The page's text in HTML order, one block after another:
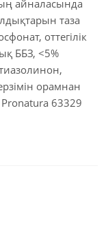
айналасында
таза
оттегілік
ББЗ, <5%
орамнан
63329